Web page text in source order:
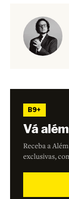
B9+
Vá
Receba a
exclusivas,